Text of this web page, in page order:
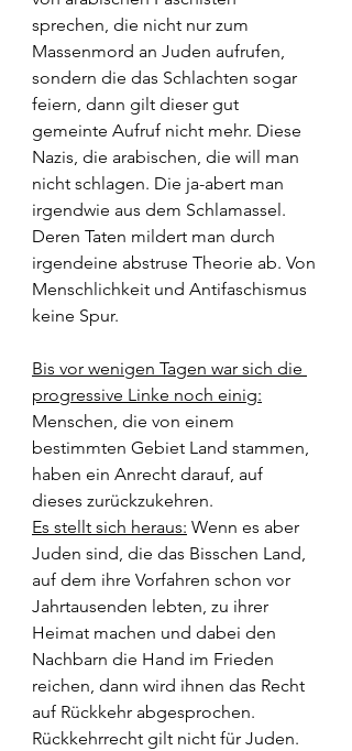
sprechen, die nicht nur zum
Massenmord an Juden aufrufen,
sondern die das Schlachten sogar
feiern, dann gilt dieser gut
gemeinte Aufruf nicht mehr. Diese
Nazis, die arabischen, die will man
nicht schlagen. Die ja-abert man
irgendwie aus dem Schlamassel.
Deren Taten mildert man durch
irgendeine abstruse Theorie ab. Von
Menschlichkeit und Antifaschismus
keine Spur.
Bis vor wenigen Tagen war sich die
progressive Linke noch einig:
Menschen, die von einem
bestimmten Gebiet Land stammen,
haben ein Anrecht darauf, auf
dieses zurückzukehren.
Es stellt sich heraus: Wenn es aber
Juden sind, die das Bisschen Land,
auf dem ihre Vorfahren schon vor
Jahrtausenden lebten, zu ihrer
Heimat machen und dabei den
Nachbarn die Hand im Frieden
reichen, dann wird ihnen das Recht
auf Rückkehr abgesprochen.
Rückkehrrecht gilt nicht für Juden.